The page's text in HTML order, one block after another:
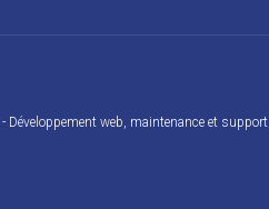
- Développement web, maintenance et support